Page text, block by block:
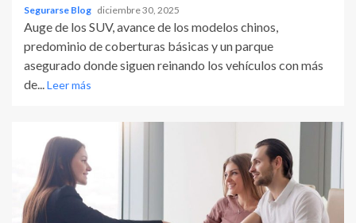
Segurarse Blog diciembre 30, 2025
Auge de los SUV, avance de los modelos chinos,
predominio de coberturas básicas y un parque
asegurado donde siguen reinando los vehículos con más
de...Leer más